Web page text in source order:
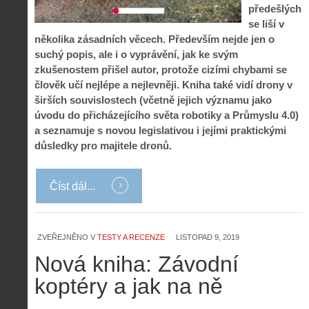
předešlých
se liší v
několika zásadních věcech. Především nejde jen o
suchý popis, ale i o vyprávění, jak ke svým
zkušenostem přišel autor, protože cizími chybami se
člověk učí nejlépe a nejlevněji. Kniha také vidí drony v
širších souvislostech (včetně jejich významu jako
úvodu do přicházejícího světa robotiky a Průmyslu 4.0)
a seznamuje s novou legislativou i jejími praktickými
důsledky pro majitele dronů.
Číst dál...
ZVEŘEJNĚNO V TESTY A RECENZE LISTOPAD 9, 2019
Nová kniha: Závodní
koptéry a jak na ně